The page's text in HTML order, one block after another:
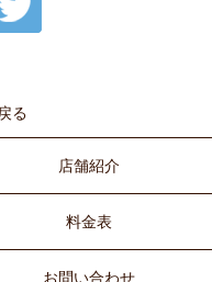
る
店舗紹介
料金表
お問い合わせ